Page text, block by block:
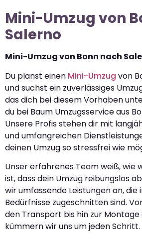
Mini-Umzug von
Salerno
Mini-Umzug von Bonn nach
Du planst einen Mini-Umzug von
und suchst ein zuverlässiges
das dich bei diesem Vorhaben
du bei Baum Umzugsservice aus
Unsere Profis stehen dir mit
und umfangreichen
deinen Umzug so stressfrei wie
Unser erfahrenes Team weiß, wie
ist, dass dein Umzug reibungslos
wir umfassende Leistungen an, die
Bedürfnisse zugeschnitten sind.
den Transport bis hin zur
kümmern wir uns um jeden Schritt.